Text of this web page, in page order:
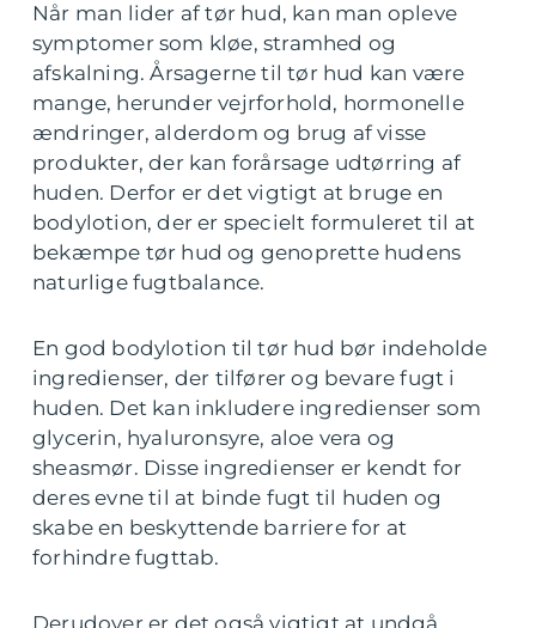
Når man lider af tør hud, kan man opleve
symptomer som kløe, stramhed og
afskalning. Årsagerne til tør hud kan være
mange, herunder vejrforhold, hormonelle
ændringer, alderdom og brug af visse
produkter, der kan forårsage udtørring af
huden. Derfor er det vigtigt at bruge en
bodylotion, der er specielt formuleret til at
bekæmpe tør hud og genoprette hudens
naturlige fugtbalance.
En god bodylotion til tør hud bør indeholde
ingredienser, der tilfører og bevare fugt i
huden. Det kan inkludere ingredienser som
glycerin, hyaluronsyre, aloe vera og
sheasmør. Disse ingredienser er kendt for
deres evne til at binde fugt til huden og
skabe en beskyttende barriere for at
forhindre fugttab.
Derudover er det også vigtigt at undgå